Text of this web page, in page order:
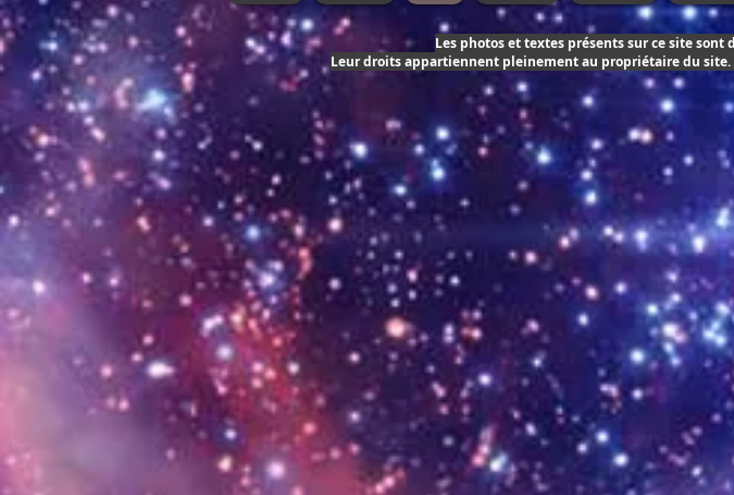
Les photos et textes présents sur ce site
Leur droits appartiennent pleinement au propriétaire du